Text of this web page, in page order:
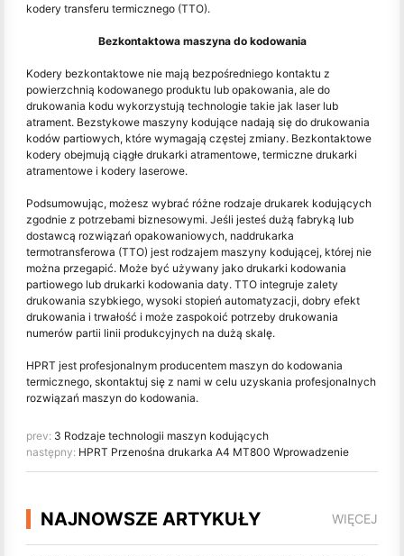
kodery transferu termicznego (TTO).
Bezkontaktowa maszyna do kodowania
Kodery bezkontaktowe nie mają bezpośredniego kontaktu z
powierzchnią kodowanego produktu lub opakowania, ale do
drukowania kodu wykorzystują technologie takie jak laser lub
atrament. Bezstykowe maszyny kodujące nadają się do drukowania
kodów partiowych, które wymagają częstej zmiany. Bezkontaktowe
kodery obejmują ciągłe drukarki atramentowe, termiczne drukarki
atramentowe i kodery laserowe.
Podsumowując, możesz wybrać różne rodzaje drukarek kodujących
zgodnie z potrzebami biznesowymi. Jeśli jesteś dużą fabryką lub
dostawcą rozwiązań opakowaniowych, naddrukarka
termotransferowa (TTO) jest rodzajem maszyny kodującej, której nie
można przegapić. Może być używany jako drukarki kodowania
partiowego lub drukarki kodowania daty. TTO integruje zalety
drukowania szybkiego, wysoki stopień automatyzacji, dobry efekt
drukowania i trwałość i może zaspokoić potrzeby drukowania
numerów partii linii produkcyjnych na dużą skalę.
HPRT jest profesjonalnym producentem maszyn do kodowania
termicznego, skontaktuj się z nami w celu uzyskania profesjonalnych
rozwiązań maszyn do kodowania.
prev: 3 Rodzaje technologii maszyn kodujących
następny: HPRT Przenośna drukarka A4 MT800 Wprowadzenie
NAJNOWSZE ARTYKUŁY WIĘCEJ